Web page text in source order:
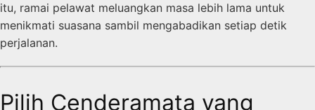
itu, ramai pelawat meluangkan masa lebih lama untuk
menikmati suasana sambil mengabadikan setiap detik
perjalanan.
Pilih Cenderamata yang